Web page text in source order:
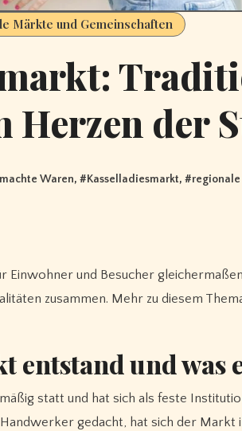
Märkte und Gemeinschaften
Herzen der
Waren, #Kasselladiesmarkt, #regionale
und Besucher
zusammen. Mehr zu diesem
entstand und was
statt und hat sich als feste
gedacht, hat sich der Markt